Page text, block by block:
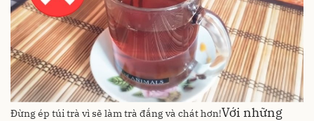
Đừng ép túi trà vì sẽ làm trà đắng và chát hơn!Với những